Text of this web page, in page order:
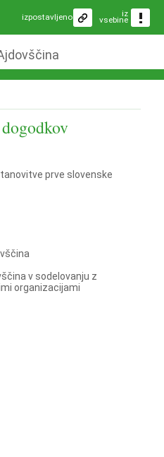
iz
vsebine
izpostavljeno
prve slovenske
v sodelovanju z
organizacijami